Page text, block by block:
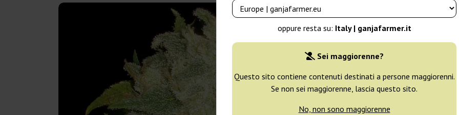
oppure resta su: Italy | ganjafarmer.it
Sei maggiorenne?
Questo sito contiene contenuti destinati a persone maggiorenni.
Se non sei maggiorenne, lascia questo sito.
No, non sono maggiorenne
Delicious Seeds
1 seme
Spedito in 3-7